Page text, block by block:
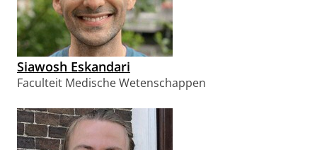
Siawosh Eskandari
Faculteit Medische Wetenschappen